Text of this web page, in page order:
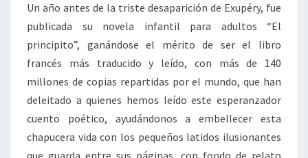
Un año antes de la triste desaparición de Exupéry, fue
publicada su novela infantil para adultos “El
principito”, ganándose el mérito de ser el libro
francés más traducido y leído, con más de 140
millones de copias repartidas por el mundo, que han
deleitado a quienes hemos leído este esperanzador
cuento poético, ayudándonos a embellecer esta
chapucera vida con los pequeños latidos ilusionantes
que guarda entre sus páginas, con fondo de relato